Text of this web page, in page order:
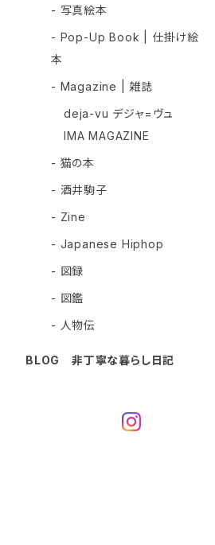
- 写真絵本
- Pop-Up Book | 仕掛け絵
本
- Magazine | 雑誌
deja-vu デジャ=ヴュ
IMA MAGAZINE
- 猫の本
- 酒井駒子
- Zine
- Japanese Hiphop
- 図録
- 図鑑
- 人物伝
BLOG 非丁寧な暮らし日記